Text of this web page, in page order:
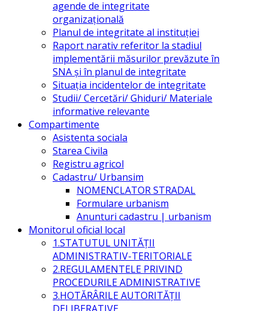
agende de integritate
organizațională
Planul de integritate al instituției
Raport narativ referitor la stadiul
implementării măsurilor prevăzute în
SNA și în planul de integritate
Situația incidentelor de integritate
Studii/ Cercetări/ Ghiduri/ Materiale
informative relevante
Compartimente
Asistenta sociala
Starea Civila
Registru agricol
Cadastru/ Urbansim
NOMENCLATOR STRADAL
Formulare urbanism
Anunturi cadastru | urbanism
Monitorul oficial local
1.STATUTUL UNITĂŢII
ADMINISTRATIV-TERITORIALE
2.REGULAMENTELE PRIVIND
PROCEDURILE ADMINISTRATIVE
3.HOTĂRÂRILE AUTORITĂŢII
DELIBERATIVE